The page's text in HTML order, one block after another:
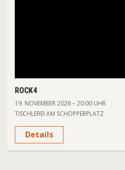
ROCK4
19. NOVEMBER 2026 – 20:00 UHR
TISCHLEREI AM SCHOPPERPLATZ
Details